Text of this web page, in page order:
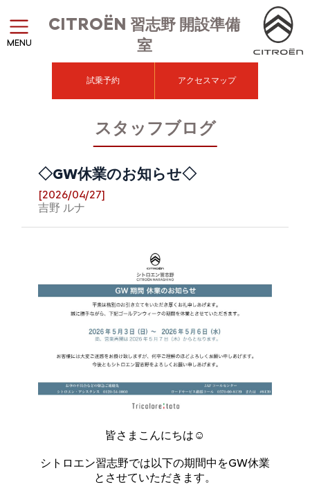
CITROËN 習志野 開設準備
室
MENU
試乗予約 アクセスマップ
スタッフブログ
◇GW休業のお知らせ◇
[2026/04/27]
吉野 ルナ
皆さまこんにちは☺️
シトロエン習志野では以下の期間中をGW休業
とさせていただきます。